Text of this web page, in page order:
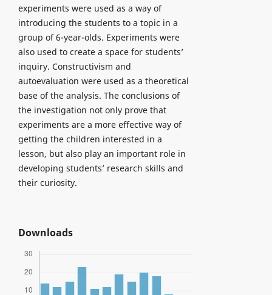
experiments were used as a way of
introducing the students to a topic in a
group of 6-year-olds. Experiments were
also used to create a space for students’
inquiry. Constructivism and
autoevaluation were used as a theoretical
base of the analysis. The conclusions of
the investigation not only prove that
experiments are a more effective way of
getting the children interested in a
lesson, but also play an important role in
developing students’ research skills and
their curiosity.
Downloads